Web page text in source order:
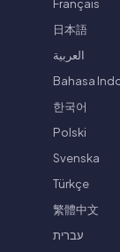
Français
日本語
العربية
Bahasa
한국어
Polski
Svenska
Türkçe
繁體中文
עברית